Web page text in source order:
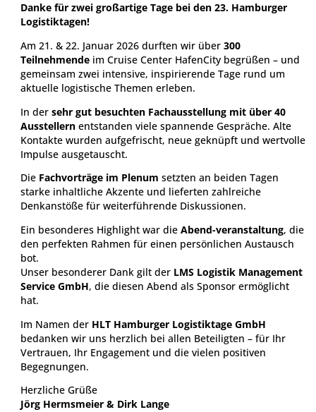
Danke für zwei großartige Tage bei den 23. Hamburger
Logistiktagen!
Am 21. & 22. Januar 2026 durften wir über 300
Teilnehmendeim Cruise Center HafenCity begrüßen – und
gemeinsam zwei intensive, inspirierende Tage rund um
aktuelle logistische Themen erleben.
In der sehr gut besuchten Fachausstellung mit über 40
Ausstellernentstanden viele spannende Gespräche. Alte
Kontakte wurden aufgefrischt, neue geknüpft und wertvolle
Impulse ausgetauscht.
Die Fachvorträge im Plenum setzten an beiden Tagen
starke inhaltliche Akzente und lieferten zahlreiche
Denkanstöße für weiterführende Diskussionen.
Ein besonderes Highlight war die Abend-veranstaltung, die
den perfekten Rahmen für einen persönlichen Austausch
bot.
Unser besonderer Dank gilt der LMS Logistik Management
Service GmbH, die diesen Abend als Sponsor ermöglicht
hat.
Im Namen der HLT Hamburger Logistiktage GmbH
bedanken wir uns herzlich bei allen Beteiligten – für Ihr
Vertrauen, Ihr Engagement und die vielen positiven
Begegnungen.
Herzliche Grüße
Jörg Hermsmeier & Dirk Lange